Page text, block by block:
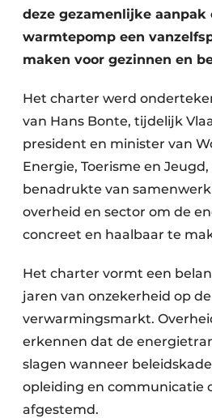
deze gezamenlijke aanpak
warmtepomp een
maken voor gezinnen en
Het charter werd
van Hans Bonte, tijdelijk
president en minister van
Energie, Toerisme en
benadrukte van
overheid en sector om de
concreet en haalbaar te
Het charter vormt een
jaren van onzekerheid op de
verwarmingsmarkt.
erkennen dat de
slagen wanneer
opleiding en communicatie
afgestemd.